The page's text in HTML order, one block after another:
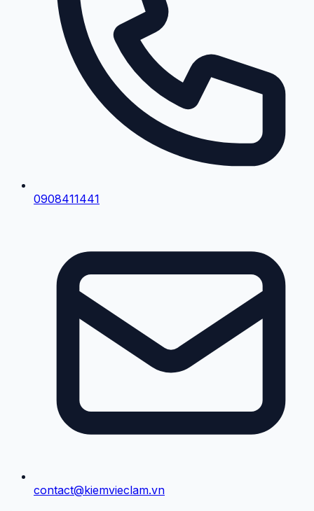
0908411441
contact@kiemvieclam.vn